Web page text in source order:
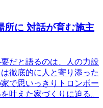
所に 対話が育む施主
だと語るのは、人の力設
徹底的に人と寄り添った
で思いっきりトロンボー
叶えた家づくりに迫る。